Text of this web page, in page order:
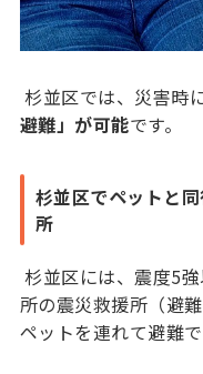
杉並区では、災害時
避難」が可能です。
杉並区でペットと
所
杉並区には、震度5
所の震災救援所（避
ペットを連れて避難で